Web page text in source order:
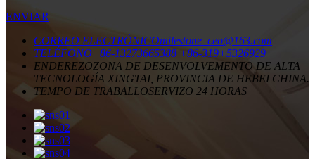
ENVIAR
CORREO ELECTRÓNICOmilestone_ceo@163.com
TELÉFONO+86-13273665388 +86-319+5326929
ENDEREZOZONA DE DESENVOLVEMENTO DE ALTA
TECNOLOGÍA XINGTAI, PROVINCIA DE HEBEI CHINA.
TEMPO DE TRABALLOSERVIZO 24 HORAS